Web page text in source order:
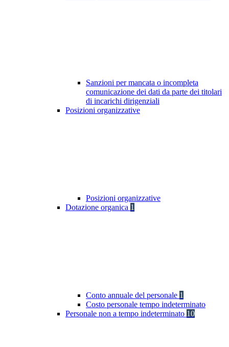
Sanzioni per mancata o incompleta
comunicazione dei dati da parte dei titolari
di incarichi dirigenziali
Posizioni organizzative
Posizioni organizzative
Dotazione organica 1
Conto annuale del personale 1
Costo personale tempo indeterminato
Personale non a tempo indeterminato 10